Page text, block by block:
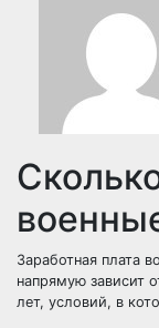
Заработная плата
напрямую зависит
лет, условий, в